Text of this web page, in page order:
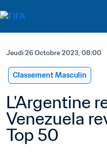
Jeudi 26 Octobre 2023, 08:00
Classement Masculin
L'Argentine
Venezuela
Top 50